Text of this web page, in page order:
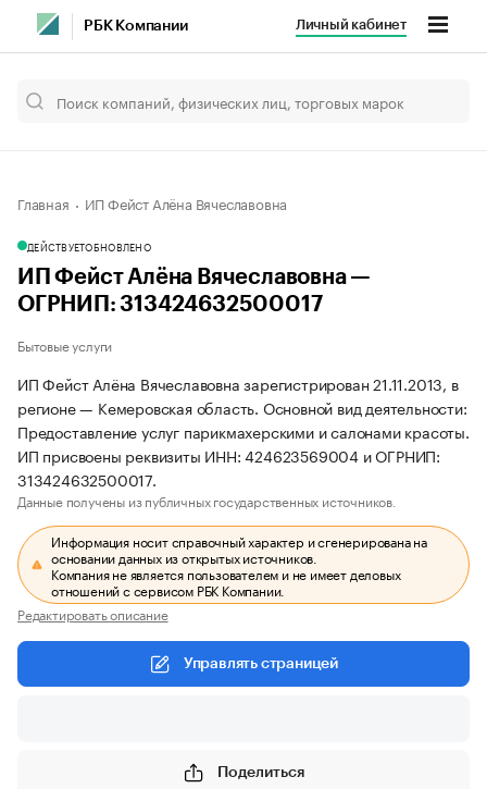
РБК Компании Личный кабинет
Главная ИП Фейст Алёна Вячеславовна
ДЕЙСТВУЕТОБНОВЛЕНО
ИП Фейст Алёна Вячеславовна —
ОГРНИП: 313424632500017
Бытовые услуги
ИП Фейст Алёна Вячеславовна зарегистрирован 21.11.2013, в
регионе — Кемеровская область. Основной вид деятельности:
Предоставление услуг парикмахерскими и салонами красоты.
ИП присвоены реквизиты ИНН: 424623569004 и ОГРНИП:
313424632500017.
Данные получены из публичных государственных источников.
Информация носит справочный характер и сгенерирована на
основании данных из открытых источников.
Компания не является пользователем и не имеет деловых
отношений с сервисом РБК Компании.
Редактировать описание
Управлять страницей
Поделиться